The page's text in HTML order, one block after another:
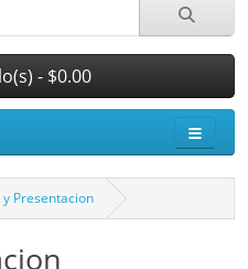
- $0.00
Presentacion